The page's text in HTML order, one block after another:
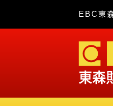
EBC東